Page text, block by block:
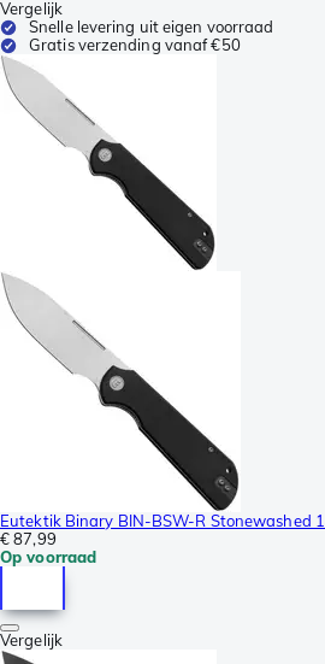
Vergelijk
Snelle levering uit eigen voorraad
Gratis verzending vanaf €50
Eutektik Binary BIN-BSW-R Stonewashed
€ 87,99
Op voorraad
Vergelijk